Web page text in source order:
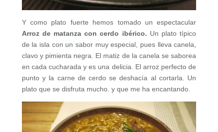
Y como plato fuerte hemos tomado un espectacular
Arroz de matanza con cerdo ibérico. Un plato típico
de la isla con un sabor muy especial, pues lleva canela,
clavo y pimienta negra. El matiz de la canela se saborea
en cada cucharada y es una delicia. El arroz perfecto de
punto y la carne de cerdo se deshacía al cortarla. Un
plato que se disfruta mucho. y que me ha encantando.